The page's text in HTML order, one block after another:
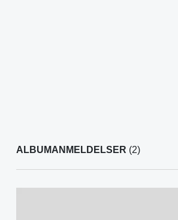
ALBUMANMELDELSER (2)